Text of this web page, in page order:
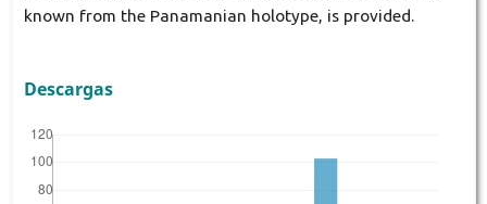
known from the Panamanian holotype, is provided.
Descargas